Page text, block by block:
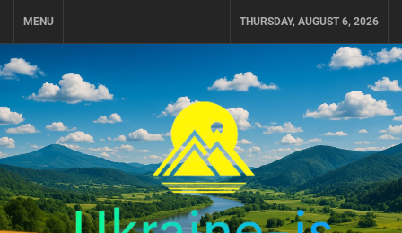
MENU THURSDAY, AUGUST 6, 2026